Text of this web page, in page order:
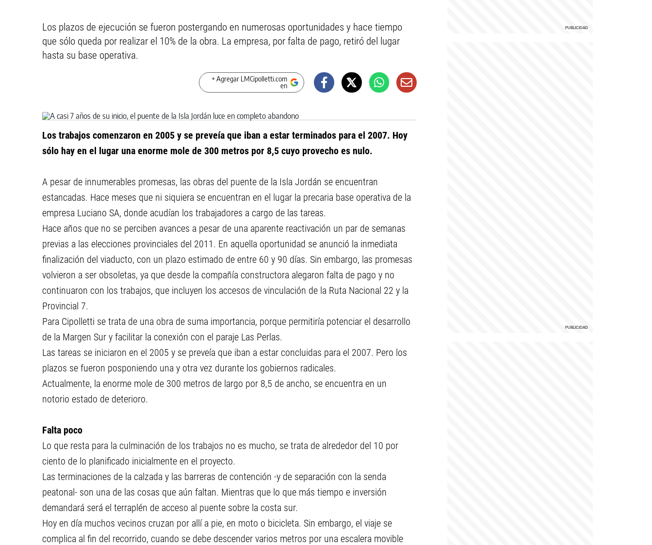
Los plazos de ejecución se fueron postergando en numerosas oportunidades y hace tiempo
que sólo queda por realizar el 10% de la obra. La empresa, por falta de pago, retiró del lugar
hasta su base operativa.
+ Agregar LMCipolletti.com
en
Los trabajos comenzaron en 2005 y se preveía que iban a estar terminados para el 2007. Hoy
sólo hay en el lugar una enorme mole de 300 metros por 8,5 cuyo provecho es nulo.
A pesar de innumerables promesas, las obras del puente de la Isla Jordán se encuentran
estancadas. Hace meses que ni siquiera se encuentran en el lugar la precaria base operativa de la
empresa Luciano SA, donde acudían los trabajadores a cargo de las tareas.
Hace años que no se perciben avances a pesar de una aparente reactivación un par de semanas
previas a las elecciones provinciales del 2011. En aquella oportunidad se anunció la inmediata
finalización del viaducto, con un plazo estimado de entre 60 y 90 días. Sin embargo, las promesas
volvieron a ser obsoletas, ya que desde la compañía constructora alegaron falta de pago y no
continuaron con los trabajos, que incluyen los accesos de vinculación de la Ruta Nacional 22 y la
Provincial 7.
Para Cipolletti se trata de una obra de suma importancia, porque permitiría potenciar el desarrollo
de la Margen Sur y facilitar la conexión con el paraje Las Perlas.
Las tareas se iniciaron en el 2005 y se preveía que iban a estar concluidas para el 2007. Pero los
plazos se fueron posponiendo una y otra vez durante los gobiernos radicales.
Actualmente, la enorme mole de 300 metros de largo por 8,5 de ancho, se encuentra en un
notorio estado de deterioro.
Falta poco
Lo que resta para la culminación de los trabajos no es mucho, se trata de alrededor del 10 por
ciento de lo planificado inicialmente en el proyecto.
Las terminaciones de la calzada y las barreras de contención -y de separación con la senda
peatonal- son una de las cosas que aún faltan. Mientras que lo que más tiempo e inversión
demandará será el terraplén de acceso al puente sobre la costa sur.
Hoy en día muchos vecinos cruzan por allí a pie, en moto o bicicleta. Sin embargo, el viaje se
complica al fin del recorrido, cuando se debe descender varios metros por una escalera movible